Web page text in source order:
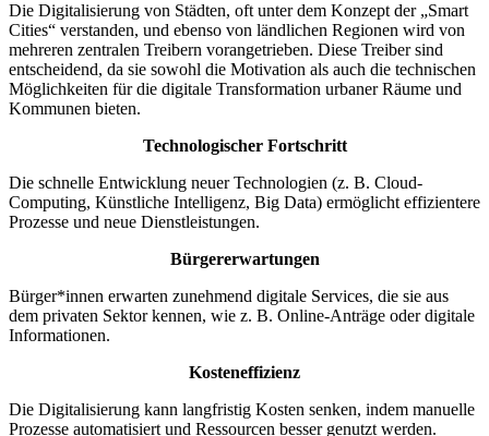
Die Digitalisierung von Städten, oft unter dem Konzept der „Smart
Cities“ verstanden, und ebenso von ländlichen Regionen wird von
mehreren zentralen Treibern vorangetrieben. Diese Treiber sind
entscheidend, da sie sowohl die Motivation als auch die technischen
Möglichkeiten für die digitale Transformation urbaner Räume und
Kommunen bieten.
Technologischer Fortschritt
Die schnelle Entwicklung neuer Technologien (z. B. Cloud-
Computing, Künstliche Intelligenz, Big Data) ermöglicht effizientere
Prozesse und neue Dienstleistungen.
Bürgererwartungen
Bürger*innen erwarten zunehmend digitale Services, die sie aus
dem privaten Sektor kennen, wie z. B. Online-Anträge oder digitale
Informationen.
Kosteneffizienz
Die Digitalisierung kann langfristig Kosten senken, indem manuelle
Prozesse automatisiert und Ressourcen besser genutzt werden.